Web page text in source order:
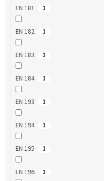
EN 181 1
EN 182 1
EN 183 1
EN 184 1
EN 193 1
EN 194 1
EN 195 1
EN 196 1